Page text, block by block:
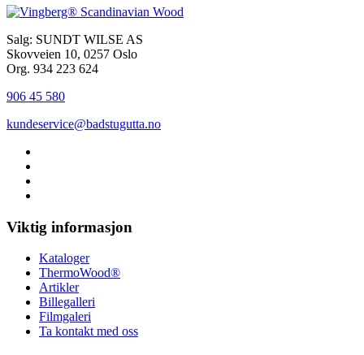
Salg: SUNDT WILSE AS
Skovveien 10, 0257 Oslo
Org. 934 223 624
906 45 580
kundeservice@badstugutta.no
Viktig informasjon
Kataloger
ThermoWood®
Artikler
Billegalleri
Filmgaleri
Ta kontakt med oss